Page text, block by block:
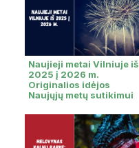
Naujieji metai Vilniuje iš
2025 į 2026 m.
Originalios idėjos
Naujųjų metų sutikimui